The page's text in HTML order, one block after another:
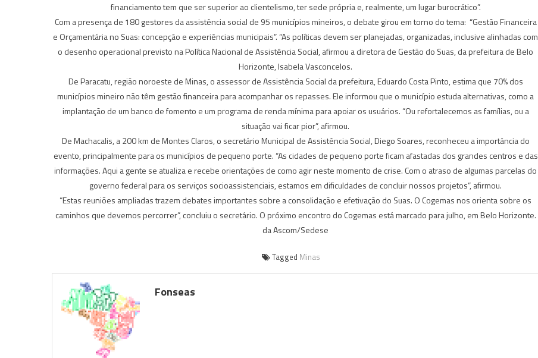
financiamento tem que ser superior ao clientelismo, ter sede própria e, realmente, um lugar burocrático”.
Com a presença de 180 gestores da assistência social de 95 municípios mineiros, o debate girou em torno do tema: “Gestão Financeira
e Orçamentária no Suas: concepção e experiências municipais”. “As políticas devem ser planejadas, organizadas, inclusive alinhadas com
o desenho operacional previsto na Política Nacional de Assistência Social, afirmou a diretora de Gestão do Suas, da prefeitura de Belo
Horizonte, Isabela Vasconcelos.
De Paracatu, região noroeste de Minas, o assessor de Assistência Social da prefeitura, Eduardo Costa Pinto, estima que 70% dos
municípios mineiro não têm gestão financeira para acompanhar os repasses. Ele informou que o município estuda alternativas, como a
implantação de um banco de fomento e um programa de renda mínima para apoiar os usuários. “Ou refortalecemos as famílias, ou a
situação vai ficar pior”, afirmou.
De Machacalis, a 200 km de Montes Claros, o secretário Municipal de Assistência Social, Diego Soares, reconheceu a importância do
evento, principalmente para os municípios de pequeno porte. “As cidades de pequeno porte ficam afastadas dos grandes centros e das
informações. Aqui a gente se atualiza e recebe orientações de como agir neste momento de crise. Com o atraso de algumas parcelas do
governo federal para os serviços socioassistenciais, estamos em dificuldades de concluir nossos projetos”, afirmou.
“Estas reuniões ampliadas trazem debates importantes sobre a consolidação e efetivação do Suas. O Cogemas nos orienta sobre os
caminhos que devemos percorrer”, concluiu o secretário. O próximo encontro do Cogemas está marcado para julho, em Belo Horizonte.
da Ascom/Sedese
Tagged Minas
Fonseas